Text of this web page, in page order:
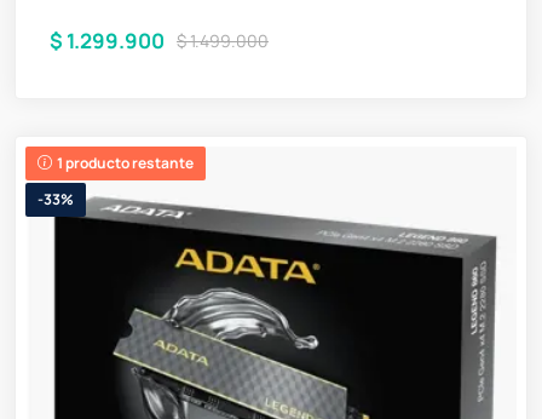
$ 1.299.900 $ 1.499.000
1 producto restante
-33%